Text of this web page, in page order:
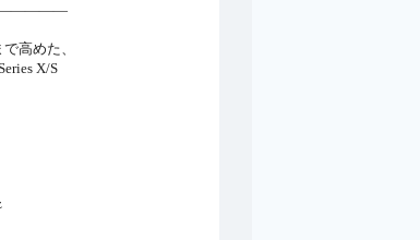
高めた、
X/S